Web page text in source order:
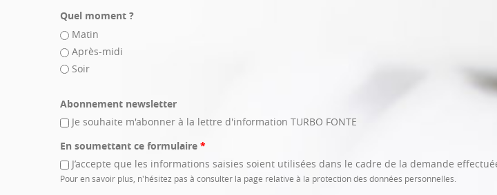
Quel moment ?
Matin
Après-midi
Soir
Abonnement newsletter
Je souhaite m'abonner à la lettre d'information TURBO FONTE
En soumettant ce formulaire *
J’accepte que les informations saisies soient utilisées dans le cadre de la demande
Pour en savoir plus, n'hésitez pas à consulter la page relative à la protection des données personnelles.